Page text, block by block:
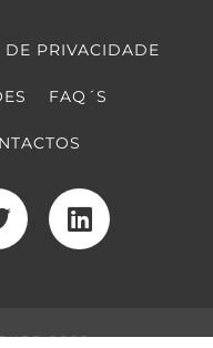
DE PRIVACIDADE
FAQ´S
2022